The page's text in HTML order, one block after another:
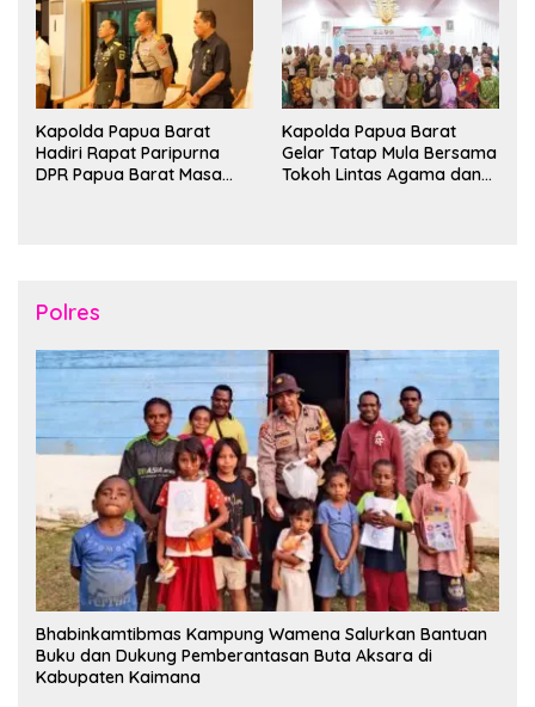
Kapolda Papua Barat
Hadiri Rapat Paripurna
DPR Papua Barat Masa
Kapolda Papua Barat
Gelar Tatap Mula Bersama
Tokoh Lintas Agama dan
Polres
Bhabinkamtibmas Kampung Wamena Salurkan Bantuan
Buku dan Dukung Pemberantasan Buta Aksara di
Kabupaten Kaimana